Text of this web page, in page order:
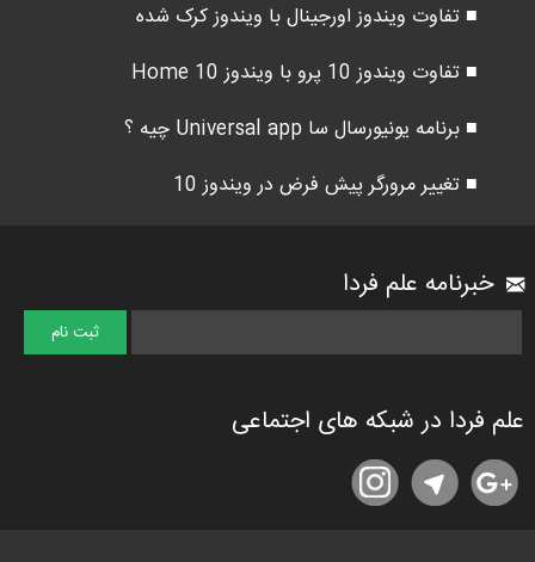
■ تفاوت ویندوز اورجینال با ویندوز کرک شده
■ تفاوت ویندوز 10 پرو با ویندوز 10 Home
■ برنامه یونیورسال سا Universal app چیه ؟
■ تغییر مرورگر پیش فرض در ویندوز 10
خبرنامه علم فردا
علم فردا در شبکه های اجتماعی